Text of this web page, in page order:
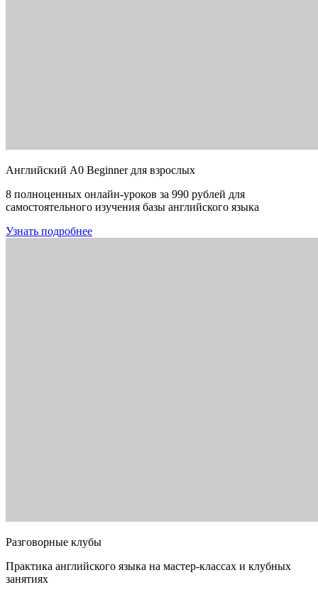
Английский A0 Beginner для взрослых
8 полноценных онлайн-уроков за 990 рублей для
самостоятельного изучения базы английского языка
Узнать подробнее
Разговорные клубы
Практика английского языка на мастер-классах и клубных
занятиях